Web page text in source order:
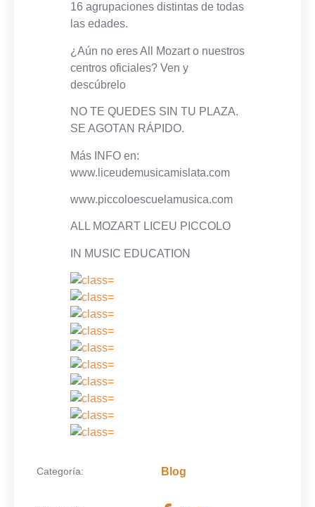
16 agrupaciones distintas de todas
las edades.
¿Aún no eres All Mozart o nuestros
centros oficiales? Ven y
descúbrelo
NO TE QUEDES SIN TU PLAZA.
SE AGOTAN RÁPIDO.
Más INFO en:
www.liceudemusicamislata.com
www.piccoloescuelamusica.com
ALL MOZART LICEU PICCOLO
IN MUSIC EDUCATION
Categoría: Blog